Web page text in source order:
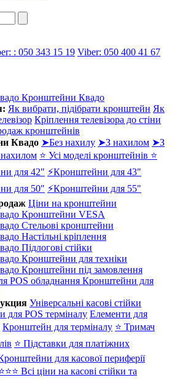
: 050 343 15 19‬ Viber: 050 400 41 67
Кронштейни Квадо
Як вибрати, підібрати кронштейн Як
Кріплення телевізора до стіни
кронштейнів
Квадо ➤Без нахилу ➤З нахилом ➤З
⭐ Усі моделі кронштейнів ⭐
для 42" ⚡Кронштейни для 43"
для 50" ⚡Кронштейни для 55"
Ціни на кронштейни
Кронштейни VESA
Стельові кронштейни
Настільні кріплення
Підлогові стійки
Кронштейни для техніки
Кронштейни під замовлення
Кронштейни для
Універсальні касові стійки
для POS терміналу Елементи для
Кронштейн для терміналу ⭐ Тримач
⭐ Підставки для платіжних
для касової периферії
Всі ціни на касові стійки та